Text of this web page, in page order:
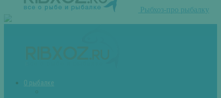
Рыбхоз-про рыбалку
О рыбалке